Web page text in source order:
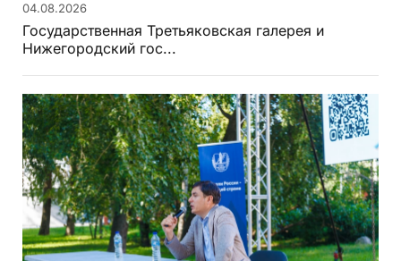
04.08.2026
Государственная Третьяковская галерея и
Нижегородский гос...